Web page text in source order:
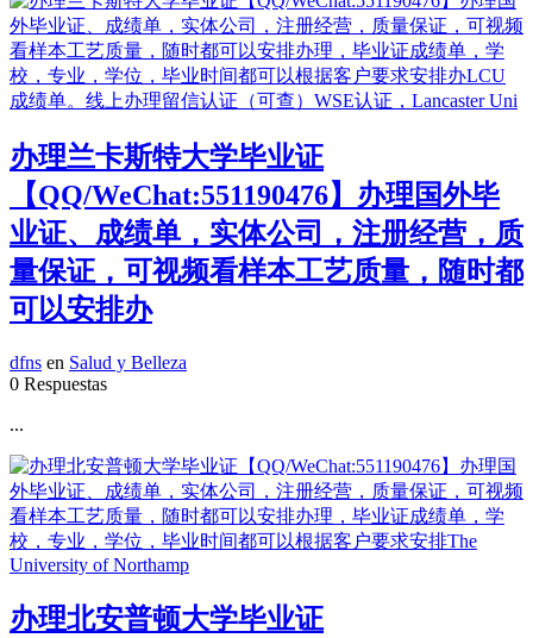
办理兰卡斯特大学毕业证
【QQ/WeChat:551190476】办理国外毕
业证、成绩单，实体公司，注册经营，质
量保证，可视频看样本工艺质量，随时都
可以安排办
dfns en Salud y Belleza
0 Respuestas
...
办理北安普顿大学毕业证